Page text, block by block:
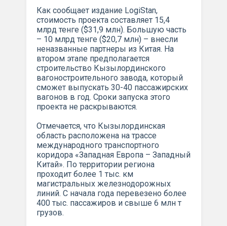
Как сообщает издание LogiStan,
стоимость проекта составляет 15,4
млрд тенге ($31,9 млн). Большую часть
– 10 млрд тенге ($20,7 млн) – внесли
неназванные партнеры из Китая. На
втором этапе предполагается
строительство Кызылординского
вагоностроительного завода, который
сможет выпускать 30-40 пассажирских
вагонов в год. Сроки запуска этого
проекта не раскрываются.
Отмечается, что Кызылординская
область расположена на трассе
международного транспортного
коридора «Западная Европа – Западный
Китай». По территории региона
проходит более 1 тыс. км
магистральных железнодорожных
линий. С начала года перевезено более
400 тыс. пассажиров и свыше 6 млн т
грузов.